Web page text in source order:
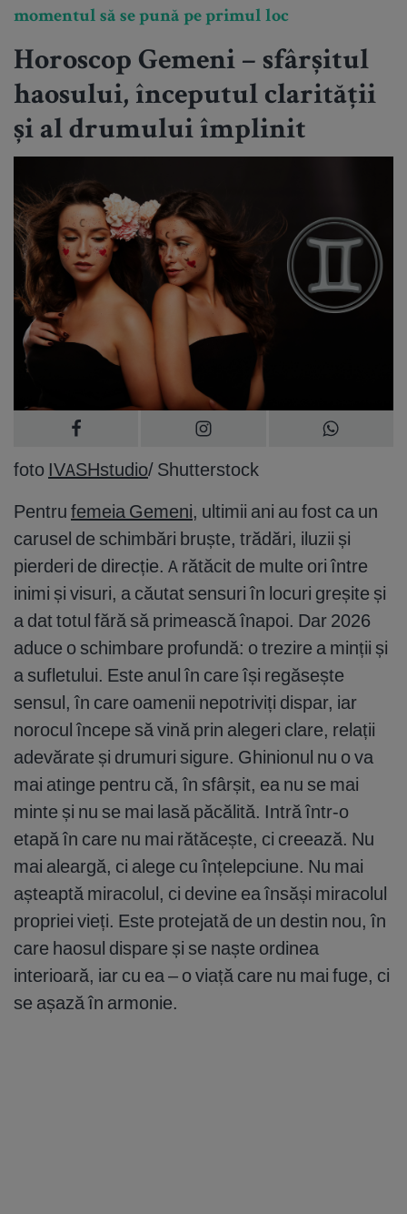
momentul să se pună pe primul loc
Horoscop Gemeni – sfârșitul
haosului, începutul clarității
și al drumului împlinit
foto IVASHstudio/ Shutterstock
Pentru femeia Gemeni, ultimii ani au fost ca un
carusel de schimbări bruște, trădări, iluzii și
pierderi de direcție. A rătăcit de multe ori între
inimi și visuri, a căutat sensuri în locuri greșite și
a dat totul fără să primească înapoi. Dar 2026
aduce o schimbare profundă: o trezire a minții și
a sufletului. Este anul în care își regăsește
sensul, în care oamenii nepotriviți dispar, iar
norocul începe să vină prin alegeri clare, relații
adevărate și drumuri sigure. Ghinionul nu o va
mai atinge pentru că, în sfârșit, ea nu se mai
minte și nu se mai lasă păcălită. Intră într-o
etapă în care nu mai rătăcește, ci creează. Nu
mai aleargă, ci alege cu înțelepciune. Nu mai
așteaptă miracolul, ci devine ea însăși miracolul
propriei vieți. Este protejată de un destin nou, în
care haosul dispare și se naște ordinea
interioară, iar cu ea – o viață care nu mai fuge, ci
se așază în armonie.